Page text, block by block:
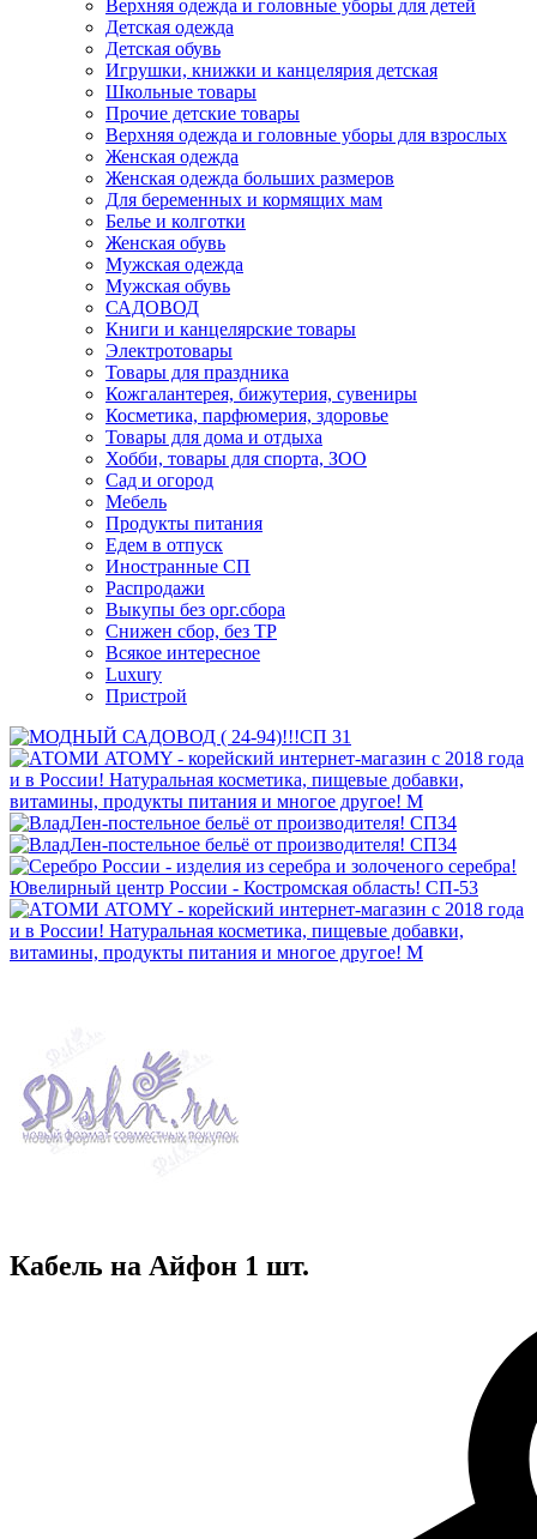
Верхняя одежда и головные уборы для детей
Детская одежда
Детская обувь
Игрушки, книжки и канцелярия детская
Школьные товары
Прочие детские товары
Верхняя одежда и головные уборы для взрослых
Женская одежда
Женская одежда больших размеров
Для беременных и кормящих мам
Белье и колготки
Женская обувь
Мужская одежда
Мужская обувь
САДОВОД
Книги и канцелярские товары
Электротовары
Товары для праздника
Кожгалантерея, бижутерия, сувениры
Косметика, парфюмерия, здоровье
Товары для дома и отдыха
Хобби, товары для спорта, ЗОО
Сад и огород
Мебель
Продукты питания
Едем в отпуск
Иностранные СП
Распродажи
Выкупы без орг.сбора
Снижен сбор, без ТР
Всякое интересное
Luxury
Пристрой
Кабель на Айфон 1 шт.